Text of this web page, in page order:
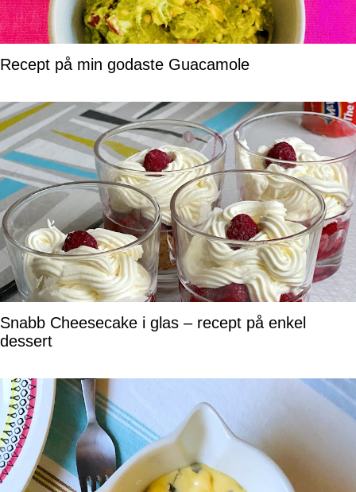
Recept på min godaste Guacamole
Snabb Cheesecake i glas – recept på enkel
dessert